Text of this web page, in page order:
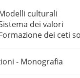
culturali
dei valori
dei ceti
- Monografia